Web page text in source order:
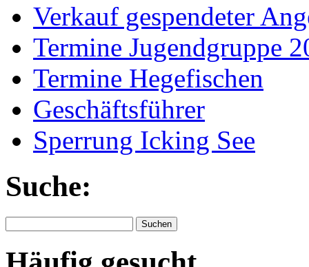
Verkauf gespendeter
Termine Jugendgruppe
Termine Hegefischen
Geschäftsführer
Sperrung Icking See
Suche:
nach: